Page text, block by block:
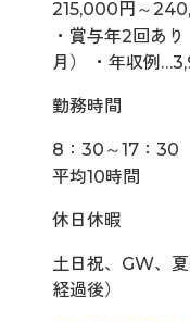
215,000円～
・賞与年2回あ
月） ・年収例
勤務時間
8：30～17：30
平均10時間
休日休暇
土日祝、GW、
経過後）